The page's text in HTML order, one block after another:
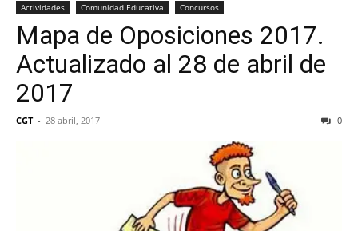
Actividades Comunidad Educativa Concursos
Mapa de Oposiciones 2017.
Actualizado al 28 de abril de
2017
CGT - 28 abril, 2017 0